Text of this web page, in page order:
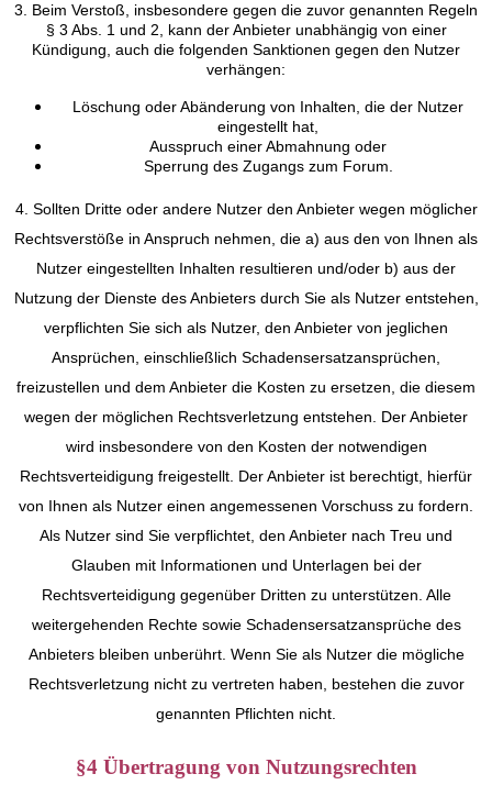
3. Beim Verstoß, insbesondere gegen die zuvor genannten Regeln
§ 3 Abs. 1 und 2, kann der Anbieter unabhängig von einer
Kündigung, auch die folgenden Sanktionen gegen den Nutzer
verhängen:
Löschung oder Abänderung von Inhalten, die der Nutzer
eingestellt hat,
Ausspruch einer Abmahnung oder
Sperrung des Zugangs zum Forum.
4. Sollten Dritte oder andere Nutzer den Anbieter wegen möglicher
Rechtsverstöße in Anspruch nehmen, die a) aus den von Ihnen als
Nutzer eingestellten Inhalten resultieren und/oder b) aus der
Nutzung der Dienste des Anbieters durch Sie als Nutzer entstehen,
verpflichten Sie sich als Nutzer, den Anbieter von jeglichen
Ansprüchen, einschließlich Schadensersatzansprüchen,
freizustellen und dem Anbieter die Kosten zu ersetzen, die diesem
wegen der möglichen Rechtsverletzung entstehen. Der Anbieter
wird insbesondere von den Kosten der notwendigen
Rechtsverteidigung freigestellt. Der Anbieter ist berechtigt, hierfür
von Ihnen als Nutzer einen angemessenen Vorschuss zu fordern.
Als Nutzer sind Sie verpflichtet, den Anbieter nach Treu und
Glauben mit Informationen und Unterlagen bei der
Rechtsverteidigung gegenüber Dritten zu unterstützen. Alle
weitergehenden Rechte sowie Schadensersatzansprüche des
Anbieters bleiben unberührt. Wenn Sie als Nutzer die mögliche
Rechtsverletzung nicht zu vertreten haben, bestehen die zuvor
genannten Pflichten nicht.
§4 Übertragung von Nutzungsrechten